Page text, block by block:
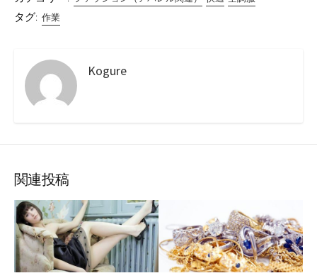
タグ: 作業
Kogure
関連投稿